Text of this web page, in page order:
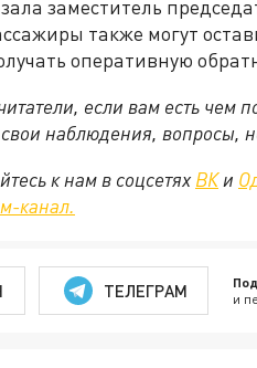
заместитель
также могут
оперативную
если вам есть чем
наблюдения, вопросы,
к нам в соцсетях ВКи
канал.
ТЕЛЕГРАМ и